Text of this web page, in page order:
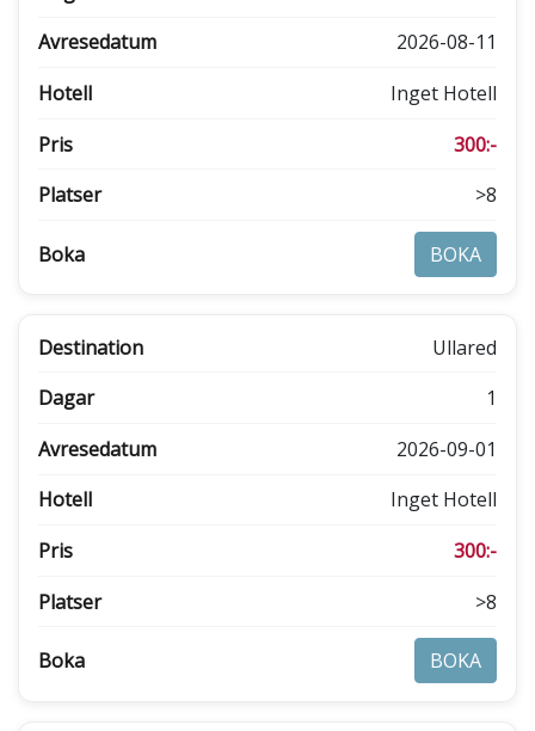
2026-08-11
Inget Hotell
300:-
>8
BOKA
Ullared
1
2026-09-01
Inget Hotell
300:-
>8
BOKA